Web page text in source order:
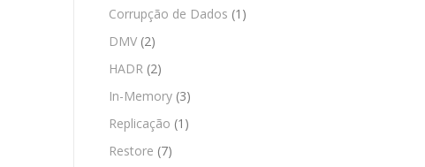
Corrupção de Dados (1)
DMV (2)
HADR (2)
In-Memory (3)
Replicação (1)
Restore (7)